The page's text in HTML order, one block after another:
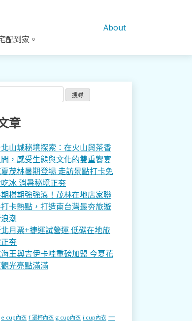
配到家。
About
章
山城秘境探索：在火山與茶香
，感受生態與文化的雙重饗宴
茂林暑期登場 走訪景點打卡免
冰 消暑秘境正夯
檔期強強滾！茂林在地店家聯
卡熱點，打造南台灣最夯旅遊
潮
月票+捷運試營運 低碳在地旅
夯
王與吉伊卡哇重磅加盟 今夏花
光亮點滿滿
e cup內衣 f 罩杯內衣 g cup內衣 i cup內衣 一